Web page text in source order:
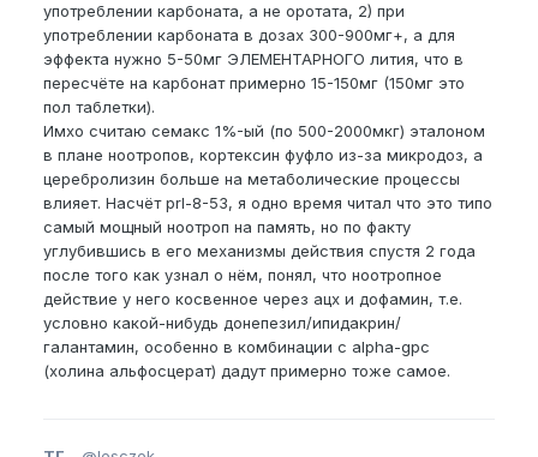
употреблении карбоната, а не оротата, 2) при
употреблении карбоната в дозах 300-900мг+, а для
эффекта нужно 5-50мг ЭЛЕМЕНТАРНОГО лития, что в
пересчёте на карбонат примерно 15-150мг (150мг это
пол таблетки).
Имхо считаю семакс 1%-ый (по 500-2000мкг) эталоном
в плане ноотропов, кортексин фуфло из-за микродоз, а
церебролизин больше на метаболические процессы
влияет. Насчёт prl-8-53, я одно время читал что это типо
самый мощный ноотроп на память, но по факту
углубившись в его механизмы действия спустя 2 года
после того как узнал о нём, понял, что ноотропное
действие у него косвенное через ацх и дофамин, т.е.
условно какой-нибудь донепезил/ипидакрин/
галантамин, особенно в комбинации с alpha-gpc
(холина альфосцерат) дадут примерно тоже самое.